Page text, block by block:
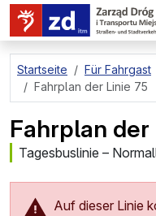
zum Hauptinhalt springen
Startseite Für Fahrgast
Fahrplan der Linie 75
Fahrplan der
Tagesbuslinie –
Auf dieser Linie